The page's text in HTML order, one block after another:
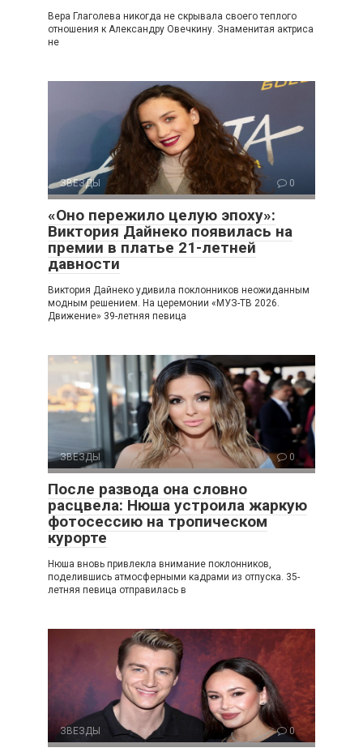
Вера Глаголева никогда не скрывала своего теплого
отношения к Александру Овечкину. Знаменитая актриса
не
ЗВЕЗДЫ 0
«Оно пережило целую эпоху»:
Виктория Дайнеко появилась на
премии в платье 21-летней
давности
Виктория Дайнеко удивила поклонников неожиданным
модным решением. На церемонии «МУЗ-ТВ 2026.
Движение» 39-летняя певица
ЗВЕЗДЫ 0
После развода она словно
расцвела: Нюша устроила жаркую
фотосессию на тропическом
курорте
Нюша вновь привлекла внимание поклонников,
поделившись атмосферными кадрами из отпуска. 35-
летняя певица отправилась в
ЗВЕЗДЫ 0